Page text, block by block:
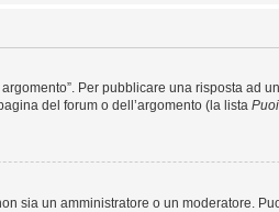
Per pubblicare una risposta ad
del forum o dell’argomento (la lista
sia un amministratore o un moderatore.